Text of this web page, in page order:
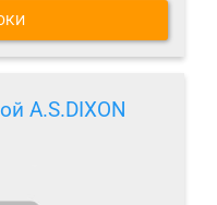
A.S.DIXON